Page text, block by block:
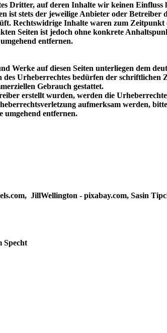
Dritter, auf deren Inhalte wir keinen
ist stets der jeweilige Anbieter oder
Rechtswidrige Inhalte waren zum
Seiten ist jedoch ohne konkrete
entfernen.
Werke auf diesen Seiten unterliegen dem
Urheberrechtes bedürfen der schriftlichen
Gebrauch gestattet.
erstellt wurden, werden die
aufmerksam werden,
umgehend entfernen.
JillWellington - pixabay.com, Sasin
Specht